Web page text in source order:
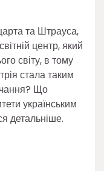
та Штрауса,
центр, який
світу, в тому
стала таким
Що
українським
детальніше.